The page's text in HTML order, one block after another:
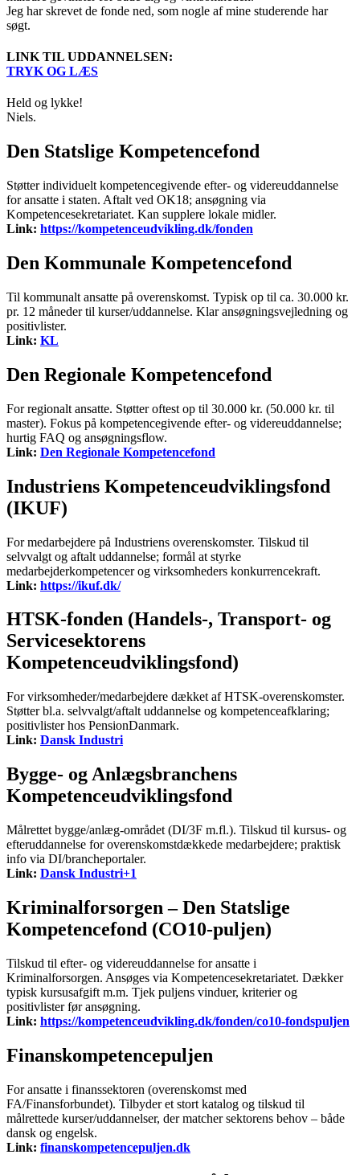
Jeg har skrevet de fonde ned, som nogle af mine studerende har
søgt.
LINK TIL UDDANNELSEN:
TRYK OG LÆS
Held og lykke!
Niels.
Den Statslige Kompetencefond
Støtter individuelt kompetencegivende efter- og videreuddannelse
for ansatte i staten. Aftalt ved OK18; ansøgning via
Kompetencesekretariatet. Kan supplere lokale midler.
Link: https://kompetenceudvikling.dk/fonden
Den Kommunale Kompetencefond
Til kommunalt ansatte på overenskomst. Typisk op til ca. 30.000 kr.
pr. 12 måneder til kurser/uddannelse. Klar ansøgningsvejledning og
positivlister.
Link: KL
Den Regionale Kompetencefond
For regionalt ansatte. Støtter oftest op til 30.000 kr. (50.000 kr. til
master). Fokus på kompetencegivende efter- og videreuddannelse;
hurtig FAQ og ansøgningsflow.
Link: Den Regionale Kompetencefond
Industriens Kompetenceudviklingsfond
(IKUF)
For medarbejdere på Industriens overenskomster. Tilskud til
selvvalgt og aftalt uddannelse; formål at styrke
medarbejderkompetencer og virksomheders konkurrencekraft.
Link: https://ikuf.dk/
HTSK-fonden (Handels-, Transport- og
Servicesektorens
Kompetenceudviklingsfond)
For virksomheder/medarbejdere dækket af HTSK-overenskomster.
Støtter bl.a. selvvalgt/aftalt uddannelse og kompetenceafklaring;
positivlister hos PensionDanmark.
Link: Dansk Industri
Bygge- og Anlægsbranchens
Kompetenceudviklingsfond
Målrettet bygge/anlæg-området (DI/3F m.fl.). Tilskud til kursus- og
efteruddannelse for overenskomstdækkede medarbejdere; praktisk
info via DI/brancheportaler.
Link: Dansk Industri+1
Kriminalforsorgen – Den Statslige
Kompetencefond (CO10-puljen)
Tilskud til efter- og videreuddannelse for ansatte i
Kriminalforsorgen. Ansøges via Kompetencesekretariatet. Dækker
typisk kursusafgift m.m. Tjek puljens vinduer, kriterier og
positivlister før ansøgning.
Link: https://kompetenceudvikling.dk/fonden/co10-fondspuljen
Finanskompetencepuljen
For ansatte i finanssektoren (overenskomst med
FA/Finansforbundet). Tilbyder et stort katalog og tilskud til
målrettede kurser/uddannelser, der matcher sektorens behov – både
dansk og engelsk.
Link: finanskompetencepuljen.dk